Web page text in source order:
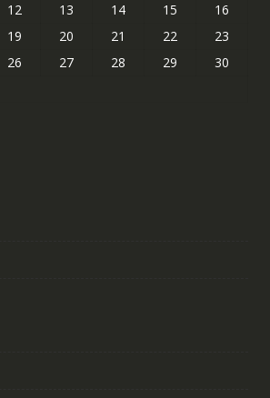
12 13 14 15
16
19 20 21 22
23
26 27 28 29
30